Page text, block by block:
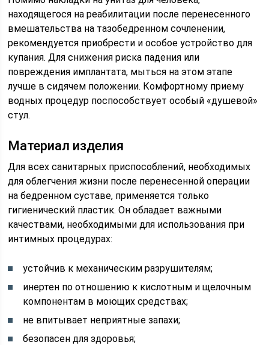
находящегося на реабилитации после перенесенного
вмешательства на тазобедренном сочленении,
рекомендуется приобрести и особое устройство для
купания. Для снижения риска падения или
повреждения имплантата, мыться на этом этапе
лучше в сидячем положении. Комфортному приему
водных процедур поспособствует особый «душевой»
стул.
Материал изделия
Для всех санитарных приспособлений, необходимых
для облегчения жизни после перенесенной операции
на бедренном суставе, применяется только
гигиенический пластик. Он обладает важными
качествами, необходимыми для использования при
интимных процедурах:
устойчив к механическим разрушителям;
инертен по отношению к кислотным и щелочным
компонентам в моющих средствах;
не впитывает неприятные запахи;
безопасен для здоровья;